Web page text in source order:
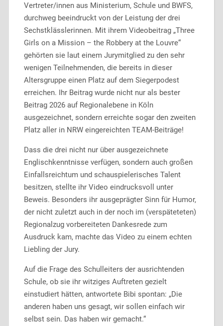
Vertreter/innen aus Ministerium, Schule und BWFS,
durchweg beeindruckt von der Leistung der drei
Sechstklässlerinnen. Mit ihrem Videobeitrag „Three
Girls on a Mission – the Robbery at the Louvre“
gehörten sie laut einem Jurymitglied zu den sehr
wenigen Teilnehmenden, die bereits in dieser
Altersgruppe einen Platz auf dem Siegerpodest
erreichen. Ihr Beitrag wurde nicht nur als bester
Beitrag 2026 auf Regionalebene in Köln
ausgezeichnet, sondern erreichte sogar den zweiten
Platz aller in NRW eingereichten TEAM-Beiträge!
Dass die drei nicht nur über ausgezeichnete
Englischkenntnisse verfügen, sondern auch großen
Einfallsreichtum und schauspielerisches Talent
besitzen, stellte ihr Video eindrucksvoll unter
Beweis. Besonders ihr ausgeprägter Sinn für Humor,
der nicht zuletzt auch in der noch im (verspäteteten)
Regionalzug vorbereiteten Dankesrede zum
Ausdruck kam, machte das Video zu einem echten
Liebling der Jury.
Auf die Frage des Schulleiters der ausrichtenden
Schule, ob sie ihr witziges Auftreten gezielt
einstudiert hätten, antwortete Bibi spontan: „Die
anderen haben uns gesagt, wir sollen einfach wir
selbst sein. Das haben wir gemacht.“